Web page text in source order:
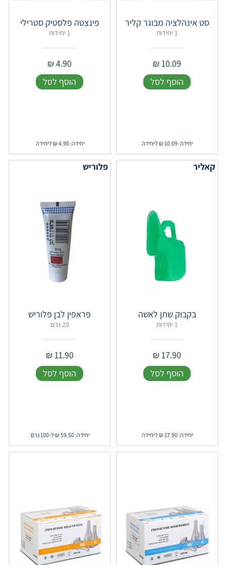
סט אינהלציה מבוגר קליר
1 יחידות
10.09
₪
הוסף לסל
יחידה: 10.09 ₪ ליחידה
פינצטה פלסטיק סטרילי
1 יחידות
4.90
₪
הוסף לסל
יחידה: 4.90 ₪ ליחידה
קאליר
בקבוק שתן לאשה
1 יחידות
17.90
₪
הוסף לסל
יחידה: 17.90 ₪ ליחידה
פלוריש
פראפין לבן פלוריש
20 גרם
11.90
₪
הוסף לסל
יחידה: 59.50 ₪ ל-100 גרם